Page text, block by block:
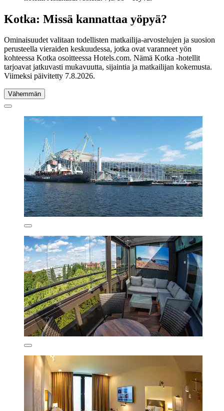
Kotka: Missä kannattaa yöpyä?
Ominaisuudet valitaan todellisten matkailija-arvostelujen ja suosion
perusteella vieraiden keskuudessa, jotka ovat varanneet yön
kohteessa Kotka osoitteessa Hotels.com. Nämä Kotka -hotellit
tarjoavat jatkuvasti mukavuutta, sijaintia ja matkailijan kokemusta.
Viimeksi päivitetty 7.8.2026.
Vähemmän